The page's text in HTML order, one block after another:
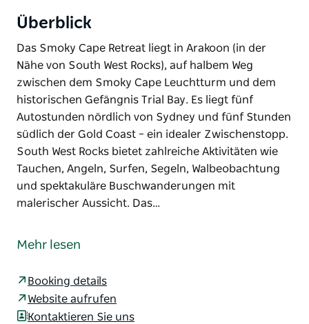
Überblick
Das Smoky Cape Retreat liegt in Arakoon (in der
Nähe von South West Rocks), auf halbem Weg
zwischen dem Smoky Cape Leuchtturm und dem
historischen Gefängnis Trial Bay. Es liegt fünf
Autostunden nördlich von Sydney und fünf Stunden
südlich der Gold Coast – ein idealer Zwischenstopp.
South West Rocks bietet zahlreiche Aktivitäten wie
Tauchen, Angeln, Surfen, Segeln, Walbeobachtung
und spektakuläre Buschwanderungen mit
malerischer Aussicht. Das…
Nähe von South West Rocks), auf halbem Weg
Autostunden nördlich von Sydney und fünf Stunden
südlich der Gold Coast – ein idealer Zwischenstopp.
Mehr lesen
Booking details
Website aufrufen
Kontaktieren Sie uns